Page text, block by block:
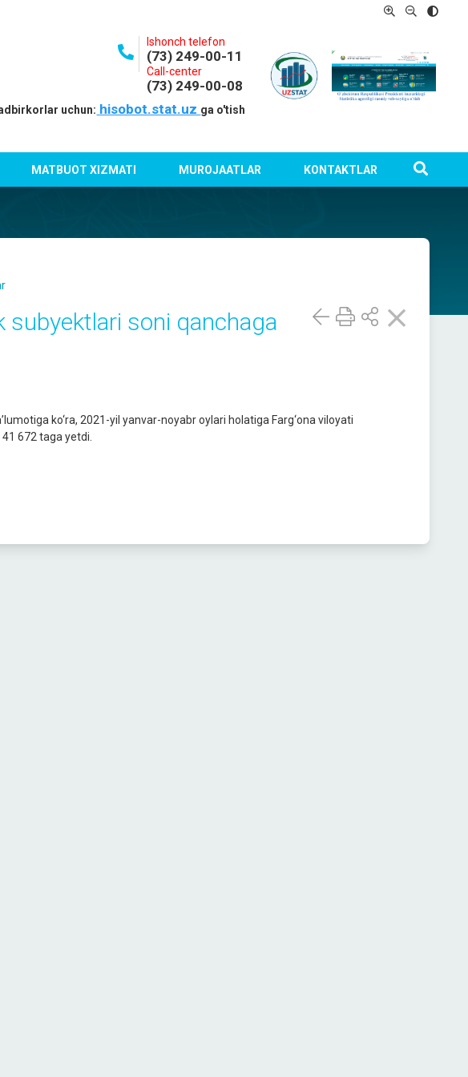
Ishonch telefon
(73) 249-00-11
Call-center
(73) 249-00-08
uchun: hisobot.stat.uz ga o'tish
MATBUOT XIZMATI MUROJAATLAR KONTAKTLAR
subyektlari soni qanchaga
ko‘ra, 2021-yil yanvar-noyabr oylari holatiga Farg‘ona viloyati
672 taga yetdi.